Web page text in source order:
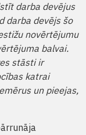
darba devējus
darba devējs šo
novērtējumu
balvai.
stāsti ir
katrai
un pieejas,